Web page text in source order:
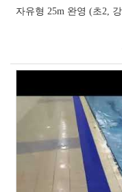
자유형 25m 완영 (초2,